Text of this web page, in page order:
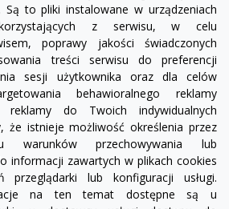
visibility
Są to pliki instalowane w urządzeniach
z serwisu, w celu
poprawy jakości świadczonych
treści serwisu do preferencji
sesji użytkownika oraz dla celów
behawioralnego reklamy
reklamy do Twoich indywidualnych
że istnieje możliwość określenia przez
warunków przechowywania lub
informacji zawartych w plikach cookies
przeglądarki lub konfiguracji usługi.
na ten temat dostępne są u